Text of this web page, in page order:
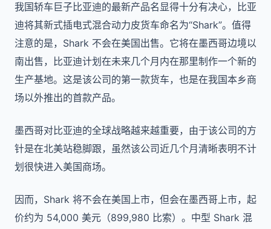
我国轿车巨子比亚迪的最新产品名显得十分有决心，比亚
迪将其新式插电式混合动力皮货车命名为“Shark”。值得
注意的是，Shark 不会在美国出售。它将在墨西哥边境以
南出售，比亚迪计划在未来几个月内在那里制作一个新的
生产基地。这是该公司的第一款货车，也是在我国本乡商
场以外推出的首款产品。
墨西哥对比亚迪的全球战略越来越重要，由于该公司的方
针是在北美站稳脚跟，虽然该公司近几个月清晰表明不计
划很快进入美国商场。
因而，Shark 将不会在美国上市，但会在墨西哥上市，起
价约为 54,000 美元（899,980 比索）。中型 Shark 混